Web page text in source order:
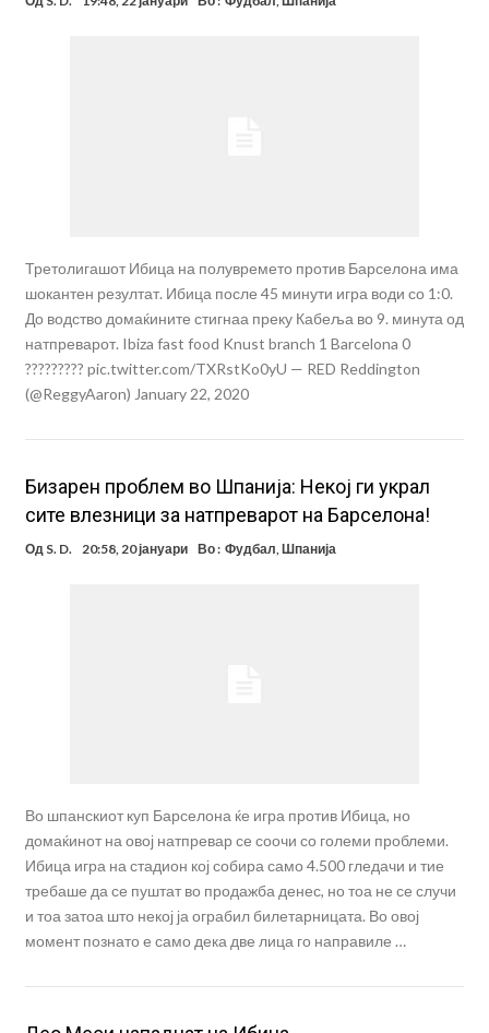
Третолигашот Ибица на полувремето против Барселона има
шокантен резултат. Ибица после 45 минути игра води со 1:0.
До водство домаќините стигнаа преку Кабеља во 9. минута од
натпреварот. Ibiza fast food Knust branch 1 Barcelona 0
????????? pic.twitter.com/TXRstKo0yU — RED Reddington
(@ReggyAaron) January 22, 2020
Бизарен проблем во Шпанија: Некој ги украл
сите влезници за натпреварот на Барселона!
Од S. D. 20:58, 20 јануари Во : Фудбал Шпанија
Во шпанскиот куп Барселона ќе игра против Ибица, но
домаќинот на овој натпревар се соочи со големи проблеми.
Ибица игра на стадион кој собира само 4.500 гледачи и тие
требаше да се пуштат во продажба денес, но тоа не се случи
и тоа затоа што некој ја ограбил билетарницата. Во овој
момент познато е само дека две лица го направиле …